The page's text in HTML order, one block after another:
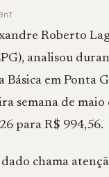
Roberto
, analisou
Básica em Ponta
semana de
para R$ 994,56.
dado chama